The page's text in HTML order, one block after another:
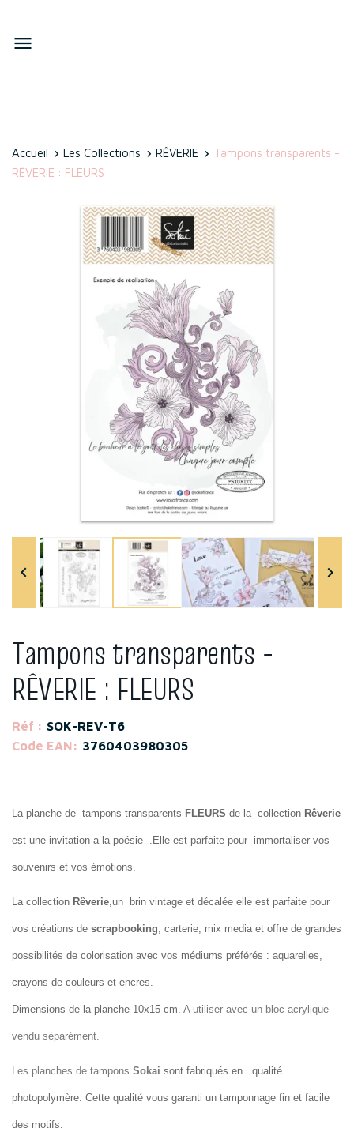

Accueil Les Collections RÊVERIE
Tampons transparents -
RÊVERIE : FLEURS
 
Tampons transparents -
RÊVERIE : FLEURS
Réf : SOK-REV-T6
Code EAN: 3760403980305
La planche de tampons transparents FLEURS de la collection Rêverie
est une invitation a la poésie .Elle est parfaite pour immortaliser vos
souvenirs et vos émotions.
La collection Rêverie,un brin vintage et décalée elle est parfaite pour
vos créations de scrapbooking, carterie, mix media et offre de grandes
possibilités de colorisation avec vos médiums préférés : aquarelles,
crayons de couleurs et encres.
Dimensions de la planche 10x15 cm. A utiliser avec un bloc acrylique
vendu séparément.
Les planches de tampons Sokai sont fabriqués en qualité
photopolymère. Cette qualité vous garanti un tamponnage fin et facile
des motifs.